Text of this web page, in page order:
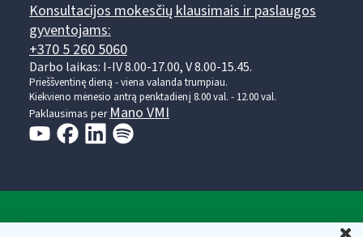
Konsultacijos mokesčių klausimais ir paslaugos
gyventojams:
+370 5 260 5060
Darbo laikas: I-IV 8.00-17.00, V 8.00-15.45.
Prieššventinę dieną - viena valanda trumpiau.
Kiekvieno mėnesio antrą penktadienį 8.00 val. - 12.00 val.
Paklausimas perMano VMI
Valstybinė mokesčių inspekcija prie Lietuvos